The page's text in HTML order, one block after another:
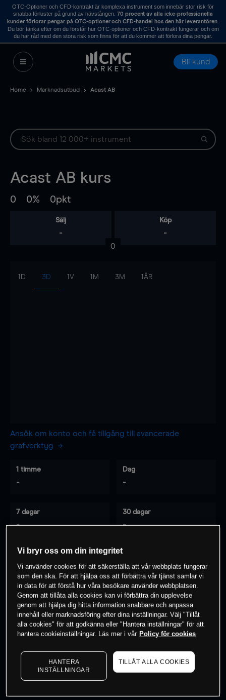
OTC-Optioner och CFD-kontrakt är komplexa instrument som innebär stor risk för
snabba förluster på grund av hävstången. 70 procent av alla icke-professionella
kunder förlorar pengar på OTC-optioner och CFD-handel hos den här leverantören.
Du bör tänka efter om du förstår hur OTC-optioner och CFD-kontrakt fungerar och om
du har råd med den stora risk som finns för att du kommer att förlora dina pengar.
Bli kund
Home Marknadsutbud Acast AB
Acast AB kurs
0 0% 0pkt
Sälj
-
Köp
-
0
1D 3D 1V 1M 3M 1ÅR
Ansök om konto och få tillgång till avancerade
grafverktyg
1 timme
-
Dag
-
7 dagar
-
30 dagar
-
0% av kunderna har enposition i detta
instrument
Börja handla
Priserna är endast vägledande.
Vi bryr oss om din integritet
Vi använder cookies för att säkerställa att vår webbplats fungerar
som den ska. För att hjälpa oss att förbättra vår tjänst samlar vi
in data för att förstå hur våra besökare använder webbplatsen.
Genom att tillåta alla cookies kan vi förbättra din upplevelse
genom att hjälpa dig hitta information snabbare och anpassa
innehåll eller marknadsföring efter dina inställningar. Välj "Tillåt
alla cookies" för att godkänna eller "Hantera inställningar" för att
hantera cookieinställningar. Läs mer i vår Policy för cookies
HANTERA
INSTÄLLNINGAR
TILLÅT ALLA COOKIES